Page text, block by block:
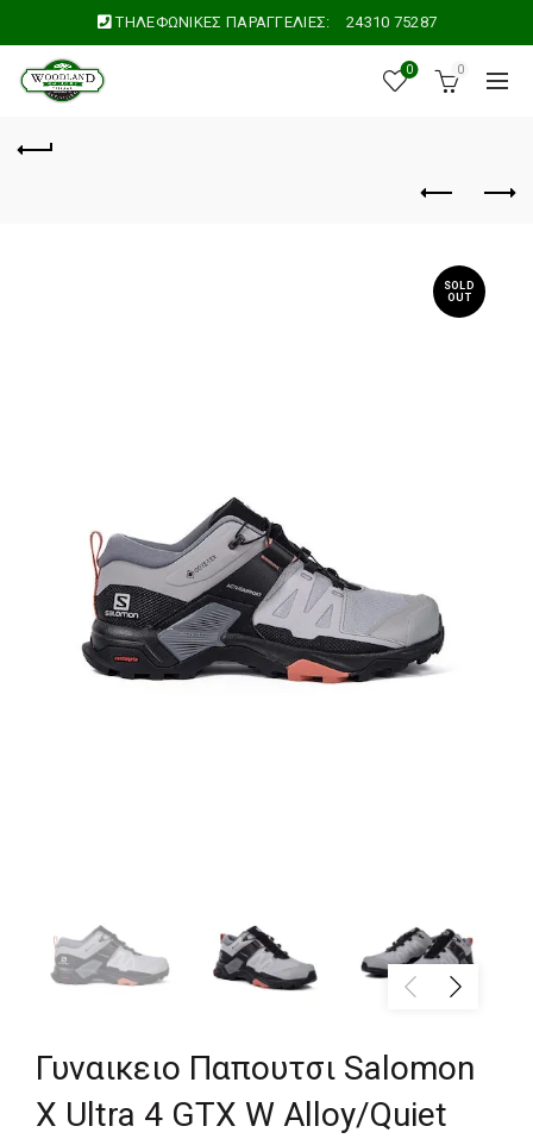
ΤΗΛΕΦΩΝΙΚΕΣ ΠΑΡΑΓΓΕΛΙΕΣ: 24310 75287
0 0
SOLD
OUT
Γυναικειο Παπουτσι Salomon
X Ultra 4 GTX W Alloy/Quiet